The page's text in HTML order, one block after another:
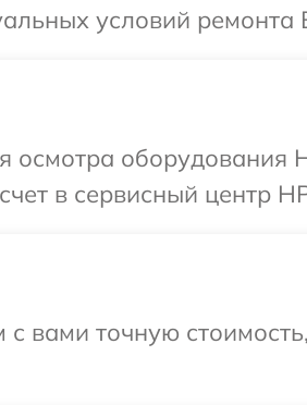
условий ремонта
оборудования
в сервисный центр
вами точную